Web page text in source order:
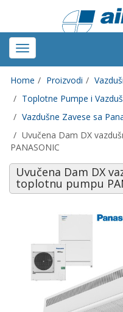
Toggle
navigation
Home Proizvodi
Toplotne Pumpe i
Vazdušne Zavese sa
Uvučena Dam DX
PANASONIC
Uvučena Dam DX
toplotnu pumpu